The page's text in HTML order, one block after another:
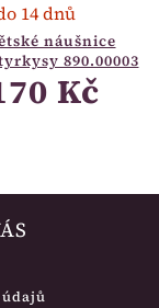
náušnice
890.00003
14 dnů
Kč